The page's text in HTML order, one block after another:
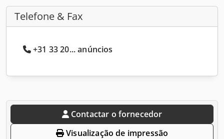
Telefone & Fax
+31 33 20... anúncios
Contactar o fornecedor
Visualização de impressão